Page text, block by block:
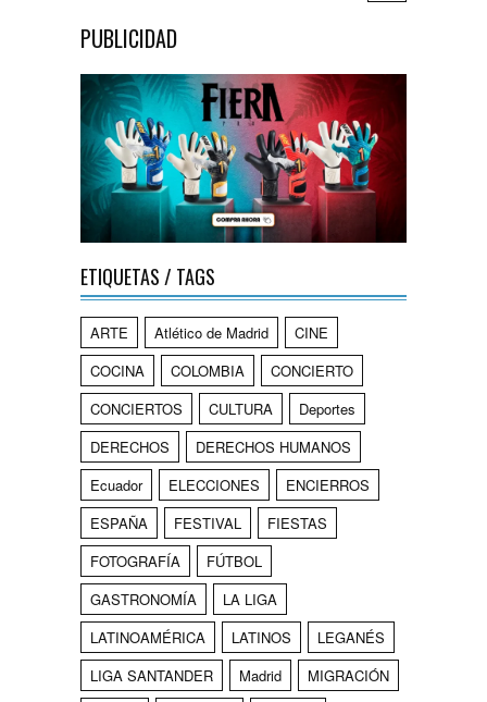
PUBLICIDAD
ETIQUETAS / TAGS
ARTE Atlético de Madrid
CINE
COCINA
COLOMBIA
CONCIERTO
CONCIERTOS
CULTURA
Deportes
DERECHOS
DERECHOS HUMANOS
Ecuador
ELECCIONES
ENCIERROS
ESPAÑA
FESTIVAL
FIESTAS
FOTOGRAFÍA
FÚTBOL
GASTRONOMÍA
LA LIGA
LATINOAMÉRICA
LATINOS
LEGANÉS
LIGA SANTANDER
Madrid
MIGRACIÓN